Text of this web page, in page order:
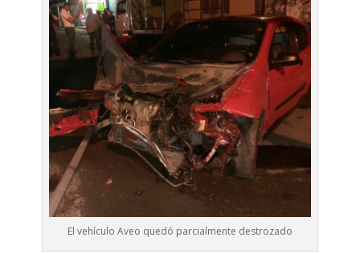
El vehículo Aveo quedó parcialmente destrozado